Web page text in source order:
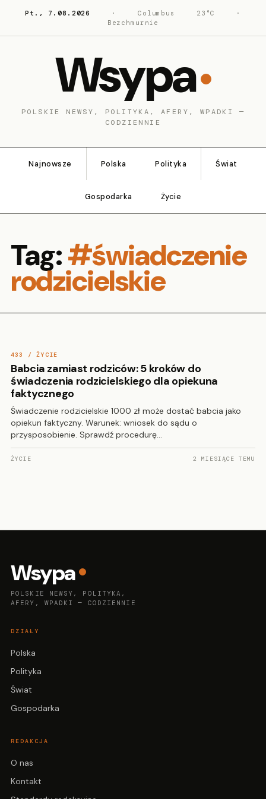
Pt., 7.08.2026 · Columbus 23°C
·
Bezchmurnie
Wsypa
POLSKIE NEWSY, POLITYKA, AFERY, WPADKI —
CODZIENNIE
Najnowsze Polska Polityka Świat
Gospodarka Życie
Tag:#świadczenie
rodzicielskie
433 / ŻYCIE
Babcia zamiast rodziców: 5 kroków do
świadczenia rodzicielskiego dla opiekuna
faktycznego
Świadczenie rodzicielskie 1000 zł może dostać babcia jako
opiekun faktyczny. Warunek: wniosek do sądu o
przysposobienie. Sprawdź procedurę…
ŻYCIE 2 MIESIĄCE TEMU
Wsypa
POLSKIE NEWSY, POLITYKA,
AFERY, WPADKI — CODZIENNIE
DZIAŁY
Polska
Polityka
Świat
Gospodarka
REDAKCJA
O nas
Kontakt